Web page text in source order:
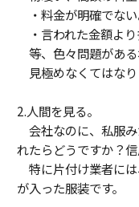
・料金が明確でない
・言われた金額より
等、色々問題がある
見極めなくてはなり
2.人間を見る。
会社なのに、私服
れたらどうですか？
特に片付け業者に
が入った服装です。